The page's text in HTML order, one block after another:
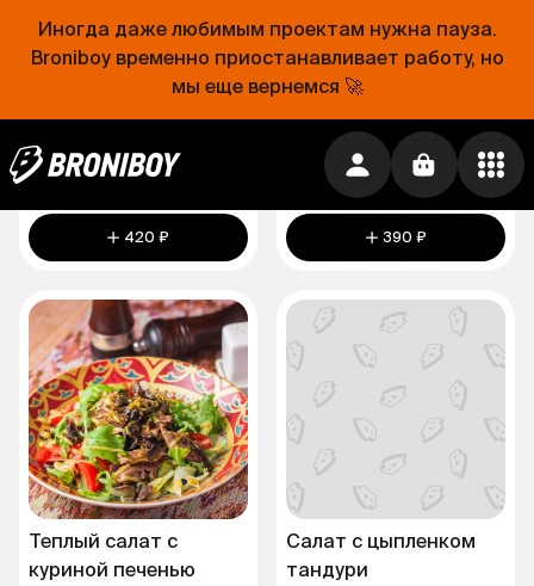
Иногда даже любимым проектам нужна пауза.
Broniboy временно приостанавливает работу, но
мы еще вернемся 🚀
Али Баба
225 г.
420 ₽
Греческий
230 г.
390 ₽
Теплый салат с
куриной печенью
Салат с цыпленком
тандури